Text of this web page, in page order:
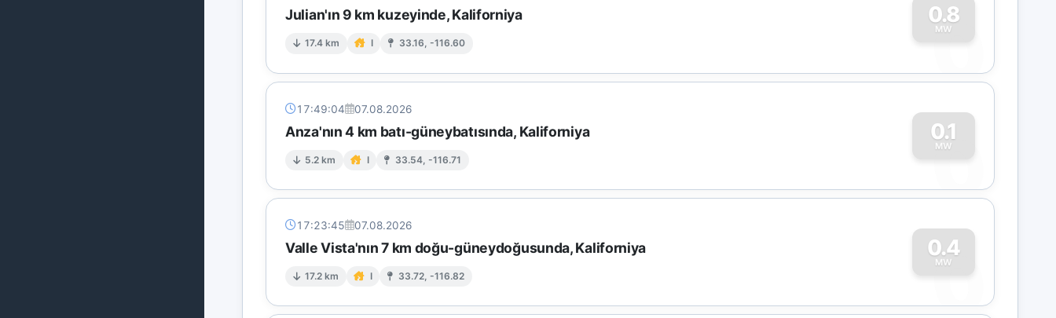
Julian'ın 9 km kuzeyinde, Kaliforniya
17.4 km I 33.16, -116.60
0.8
MW
0
17:49:04 07.08.2026
Anza'nın 4 km batı-güneybatısında, Kaliforniya
5.2 km I 33.54, -116.71
0.1
MW
0
17:23:45 07.08.2026
Valle Vista'nın 7 km doğu-güneydoğusunda, Kaliforniya
17.2 km I 33.72, -116.82
0.4
MW
0